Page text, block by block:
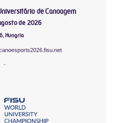
de Canoagem
de 2026
Hungria
-